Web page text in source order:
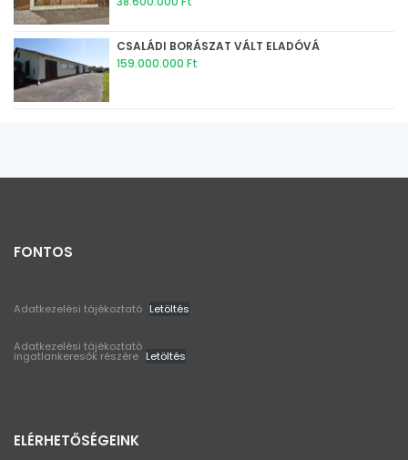
CSALÁDI BORÁSZAT VÁLT ELADÓVÁ
159.000.000 Ft
FONTOS
Adatkezelési tájékoztató Letöltés
Adatkezelési tájékoztató
ingatlankeresők részére Letöltés
ELÉRHETŐSÉGEINK